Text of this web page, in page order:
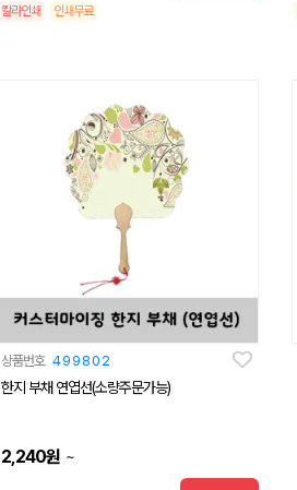
칼라인쇄 인쇄무료
상품번호 499802
한지 부채 연엽선(소량주문가능)
2,240원 ~